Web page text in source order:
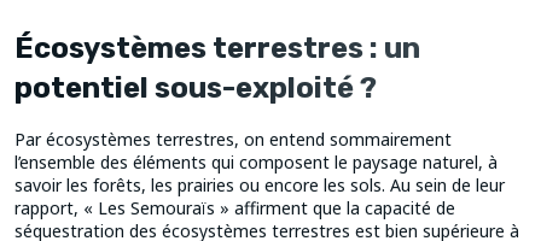
Écosystèmes terrestres : un
potentiel sous-exploité ?
Par écosystèmes terrestres, on entend sommairement
l’ensemble des éléments qui composent le paysage naturel, à
savoir les forêts, les prairies ou encore les sols. Au sein de leur
rapport, « Les Semouraïs » affirment que la capacité de
séquestration des écosystèmes terrestres est bien supérieure à